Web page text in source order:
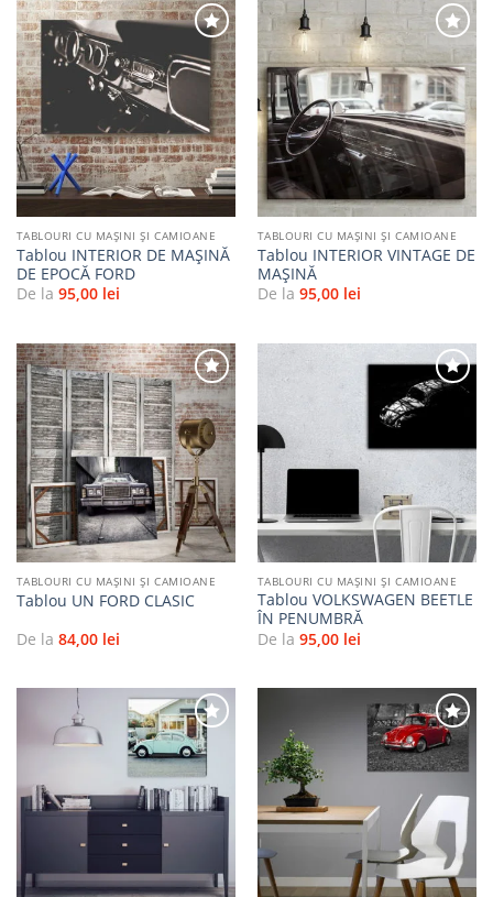
Adaugă
favorite
TABLOURI CU MAŞINI ŞI CAMIOANE
Tablou INTERIOR DE MAȘINĂ
DE EPOCĂ FORD
De la 95,00 lei
Adaugă
la
favorite
TABLOURI CU MAŞINI ŞI CAMIOANE
Tablou INTERIOR VINTAGE DE
MAȘINĂ
De la 95,00 lei
Adaugă
la
favorite
TABLOURI CU MAŞINI ŞI CAMIOANE
Tablou UN FORD CLASIC
De la 84,00 lei
la
favorite
TABLOURI CU MAŞINI ŞI CAMIOANE
Tablou VOLKSWAGEN BEETLE
ÎN PENUMBRĂ
De la 95,00 lei
Adaugă
la
favorite
la
favorite